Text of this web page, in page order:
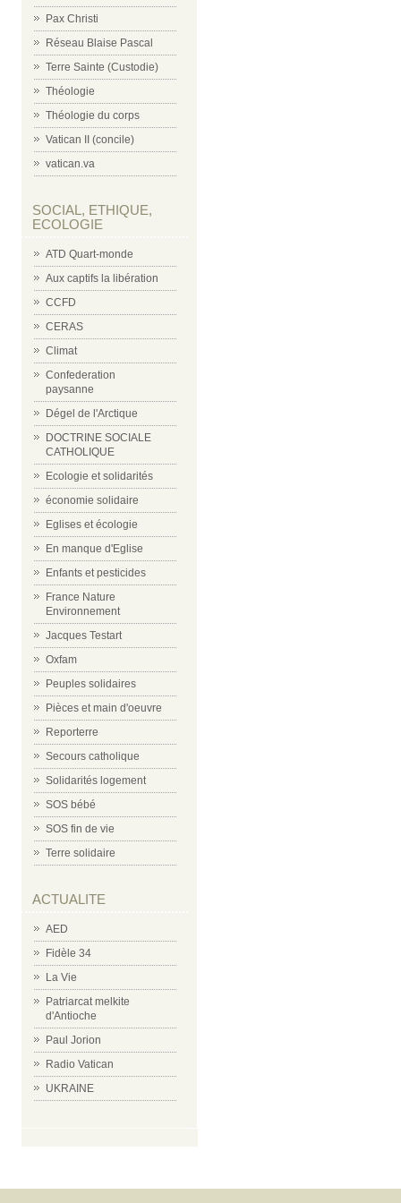
Pax Christi
Réseau Blaise Pascal
Terre Sainte (Custodie)
Théologie
Théologie du corps
Vatican II (concile)
vatican.va
SOCIAL, ETHIQUE,
ECOLOGIE
ATD Quart-monde
Aux captifs la libération
CCFD
CERAS
Climat
Confederation
paysanne
Dégel de l'Arctique
DOCTRINE SOCIALE
CATHOLIQUE
Ecologie et solidarités
économie solidaire
Eglises et écologie
En manque d'Eglise
Enfants et pesticides
France Nature
Environnement
Jacques Testart
Oxfam
Peuples solidaires
Pièces et main d'oeuvre
Reporterre
Secours catholique
Solidarités logement
SOS bébé
SOS fin de vie
Terre solidaire
ACTUALITE
AED
Fidèle 34
La Vie
Patriarcat melkite
d'Antioche
Paul Jorion
Radio Vatican
UKRAINE